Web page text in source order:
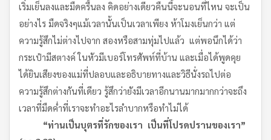
เริ่มเย็นลงและมืดครื้นลง คิดอย่างเดียวคืนนี้จะนอนที่ไหน จะเป็น
อย่างไร มืดจริงๆแม้เวลานั้นเป็นเวลาเพียง ห้าโมงเย็นกว่า แต่
ความรู้สึกไม่ต่างไปจาก สองหรือสามทุ่มไปแล้ว แต่พอนึกได้ว่า
กระเป๋ามีสตางค์ ในหัวมีเบอร์โทรศัพท์ที่บ้าน และเมื่อได้พูดคุย
ได้ยินเสียงของแม่ที่ปลอบและอธิบายทางและวิธีนั่งรถไปต่อ
ความรู้สึกต่างกันที่เดียว รู้สึกว่ายังมีเวลาอีกนานมากมากกว่าจะถึง
เวลาที่มืดค่ำที่เราจะทำอะไรลำบากหรือทำไม่ได้
“ท่านเป็นบุตรที่รักของเรา เป็นที่โปรดปรานของเรา”